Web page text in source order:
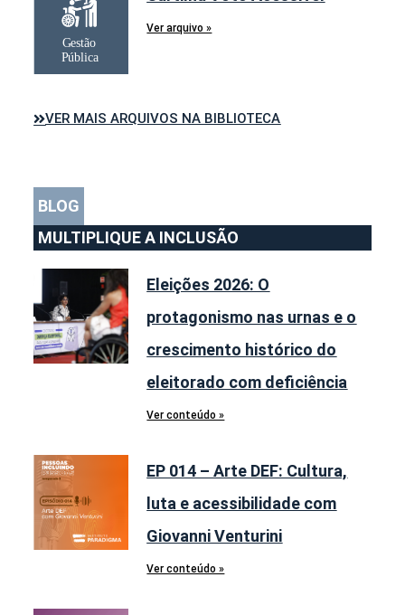
Ver arquivo »
VER MAIS ARQUIVOS NA BIBLIOTECA
BLOG
MULTIPLIQUE A INCLUSÃO
Eleições 2026: O
protagonismo nas urnas e o
crescimento histórico do
eleitorado com deficiência
Ver conteúdo »
EP 014 – Arte DEF: Cultura,
luta e acessibilidade com
Giovanni Venturini
Ver conteúdo »